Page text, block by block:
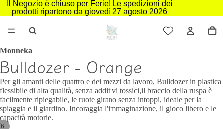
Il Negozio è chiuso per Ferie! Le spedizioni dei
prodotti ripartono da giovedì 27 agosto 2026
6
Monneka
Bulldozer - Orange
Per gli amanti delle quattro e dei mezzi da lavoro, Bulldozer in plastica
flessibile di alta qualità, senza additivi tossici,il braccio della ruspa è
facilmente ripiegabile, le ruote girano senza intoppi, ideale per la
spiaggia e il giardino. Incoraggia l'immaginazione, il gioco libero e le
capacità motorie.